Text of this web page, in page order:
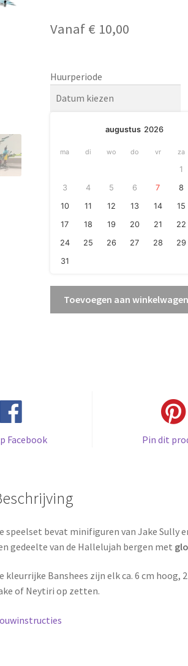
Vanaf € 10,00
Huurperiode
augustus 2026
ma di wo do vr za
1
3
4 5 6 7 8
10
11 12 13 14 15
17
18 19 20 21 22
24
25 26 27 28 29
31
Toevoegen aan winkelwagen
Facebook Pin dit
speelset bevat minifiguren van Jake Sully
gedeelte van de Hallelujah bergen met
kleurrijke Banshees zijn elk ca. 6 cm hoog,
of Neytiri op zetten.